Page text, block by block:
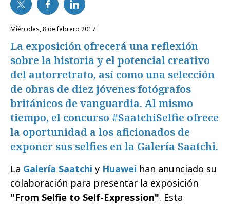
miércoles, 8 de febrero 2017
La exposición ofrecerá una reflexión
sobre la historia y el potencial creativo
del autorretrato, así como una selección
de obras de diez jóvenes fotógrafos
británicos de vanguardia. Al mismo
tiempo, el concurso #SaatchiSelfie ofrece
la oportunidad a los aficionados de
exponer sus selfies en la Galería Saatchi.
La Galería Saatchi y Huawei han anunciado su
colaboración para presentar la exposición
"From Selfie to Self-Expression". Esta